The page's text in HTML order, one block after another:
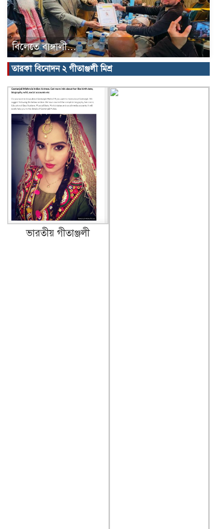
বিলেতে বাঙ্গালী…
তারকা বিনোদন ২ গীতাঞ্জলী মিশ্র
ভারতীয় গীতাঞ্জলী